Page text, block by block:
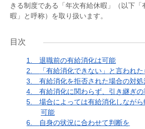
きる制度である「年次有給休暇」（以下
暇」と呼称）を取り扱います。
目次
1.退職前の有給消化は可能
2.
「有給消化できない」と言われた
3.有給消化を拒否された場合の対処
4.有給消化に関わらず、引き継ぎ
5.場合によっては有給消化しなが
可能
6. 自身の状況に合わせて判断を